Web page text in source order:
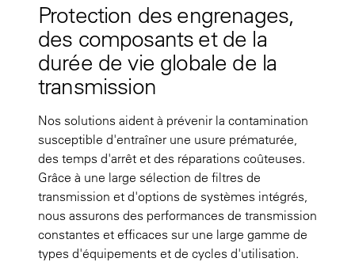
Protection des engrenages,
des composants et de la
durée de vie globale de la
transmission
Nos solutions aident à prévenir la contamination
susceptible d'entraîner une usure prématurée,
des temps d'arrêt et des réparations coûteuses.
Grâce à une large sélection de filtres de
transmission et d'options de systèmes intégrés,
nous assurons des performances de transmission
constantes et efficaces sur une large gamme de
types d'équipements et de cycles d'utilisation.